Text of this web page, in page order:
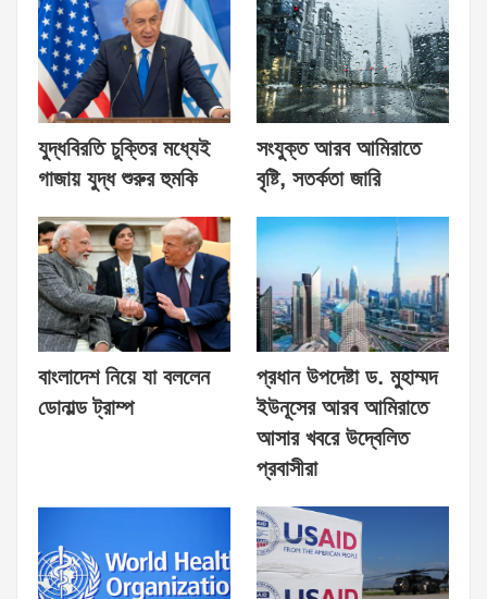
যুদ্ধবিরতি চুক্তির মধ্যেই
গাজায় যুদ্ধ শুরুর হুমকি
সংযুক্ত আরব আমিরাতে
বৃষ্টি, সতর্কতা জারি
বাংলাদেশ নিয়ে যা বললেন
ডোনাল্ড ট্রাম্প
প্রধান উপদেষ্টা ড. মুহাম্মদ
ইউনূসের আরব আমিরাতে
আসার খবরে উদ্বেলিত
প্রবাসীরা